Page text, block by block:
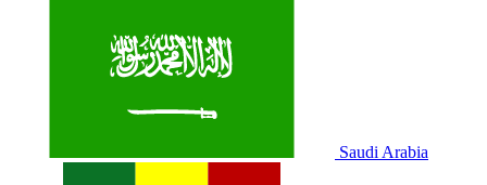
Saudi Arabia